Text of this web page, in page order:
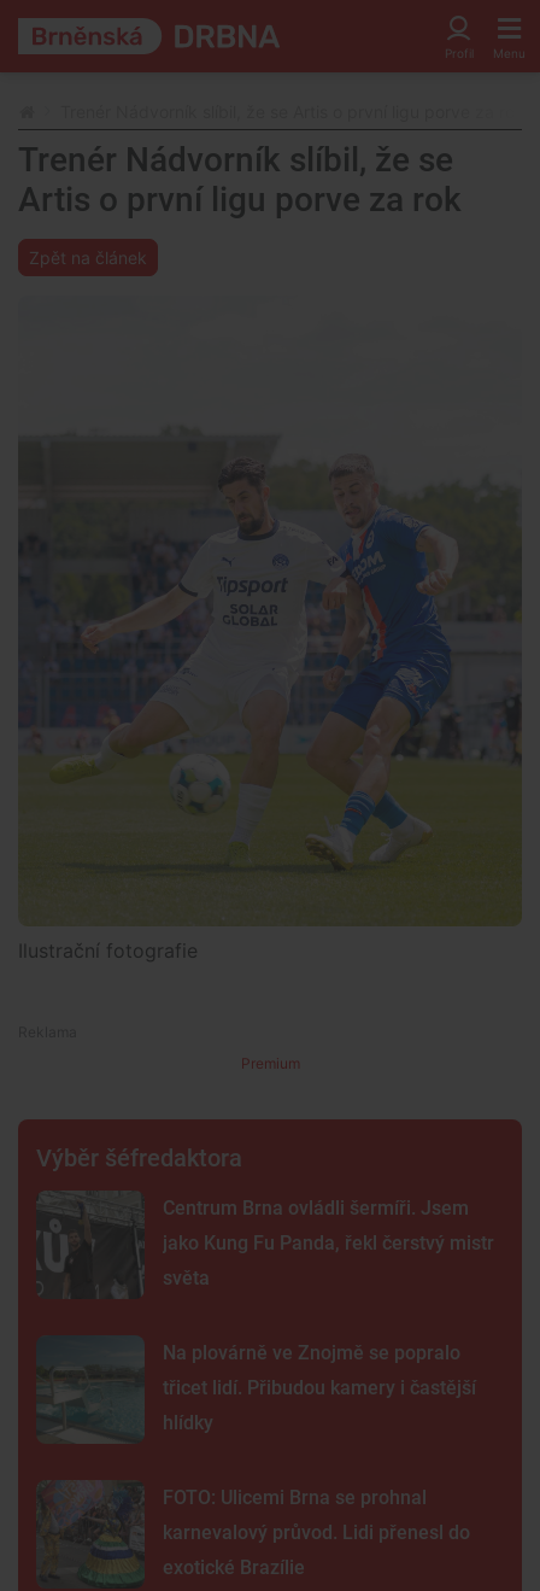
Trenér Nádvorník slíbil, že se
Artis o první ligu porve za rok
Zpět na článek
Ilustrační fotografie
Premium
Výběr šéfredaktora
Centrum Brna ovládli šermíři. Jsem
jako Kung Fu Panda, řekl čerstvý mistr
světa
Na plovárně ve Znojmě se popralo
třicet lidí. Přibudou kamery i častější
hlídky
FOTO: Ulicemi Brna se prohnal
karnevalový průvod. Lidi přenesl do
exotické Brazílie